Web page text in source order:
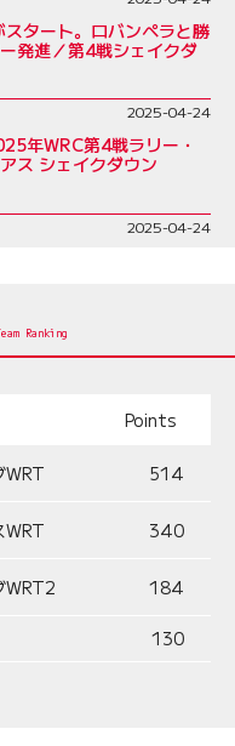
タート。ロバンペラと勝
発進／第4戦シェイクダ
2025-04-24
年WRC第4戦ラリー・
ス シェイクダウン
2025-04-24
Ranking
Points
WRT 514
WRT 340
WRT2 184
130